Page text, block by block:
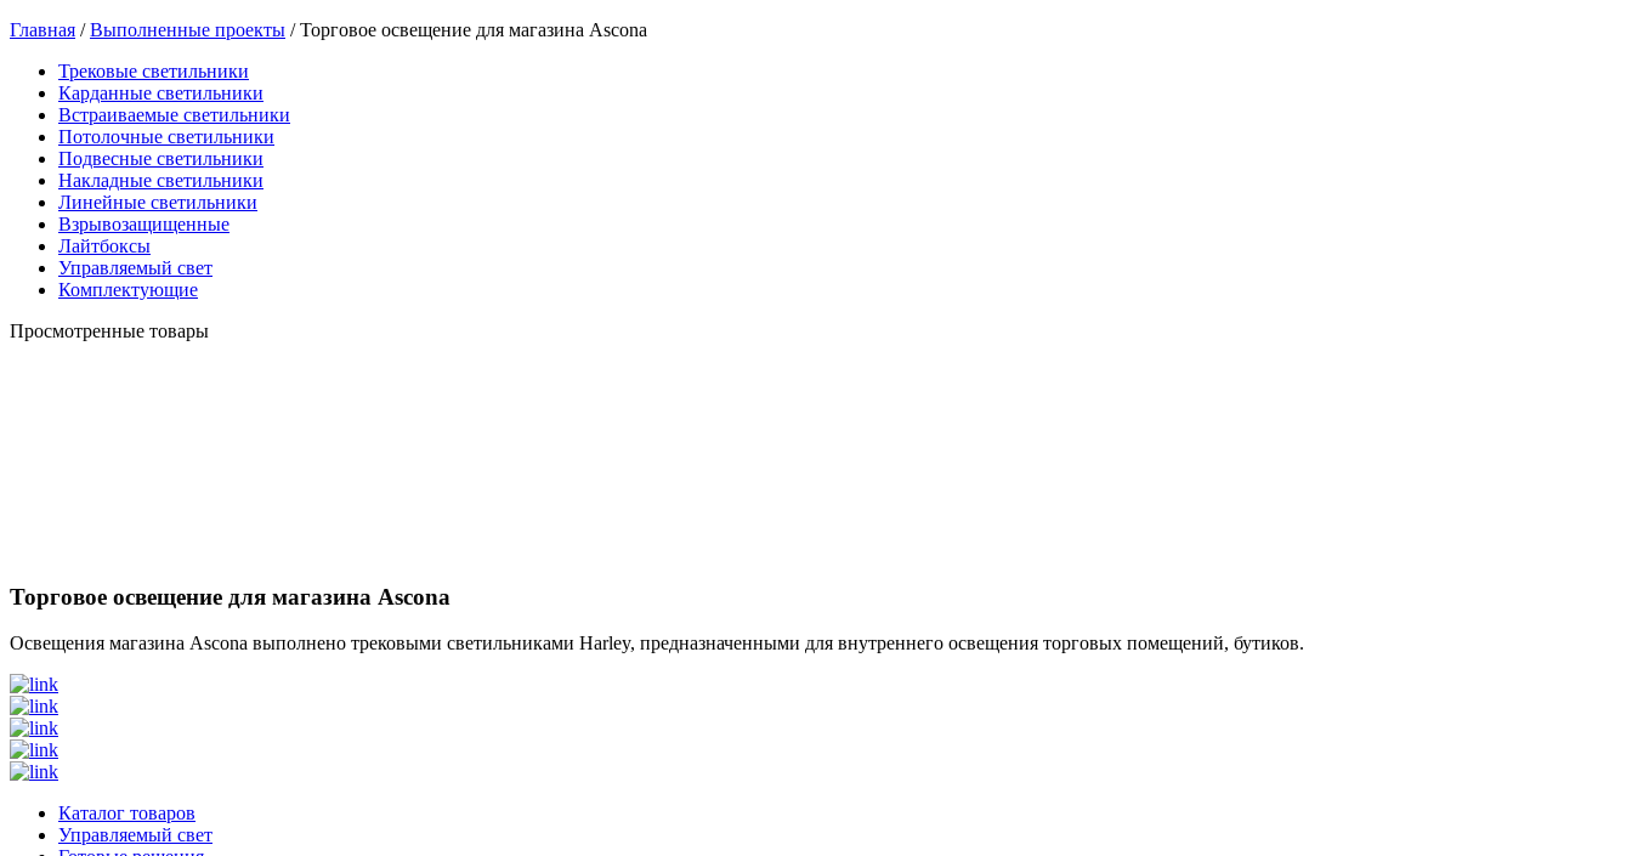
Главная /Выполненные проекты /Торговое освещение для магазина Ascona
Трековые светильники
Карданные светильники
Встраиваемые светильники
Потолочные светильники
Подвесные светильники
Накладные светильники
Линейные светильники
Взрывозащищенные
Лайтбоксы
Управляемый свет
Комплектующие
Просмотренные товары
Торговое освещение для магазина Ascona
Освещения магазина Ascona выполнено трековыми светильниками Harley, предназначенными для внутреннего освещения торговых помещений, бутиков.
Каталог товаров
Управляемый свет